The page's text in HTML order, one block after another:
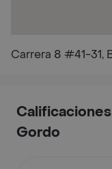
Carrera 8 #41-31,
Gordo